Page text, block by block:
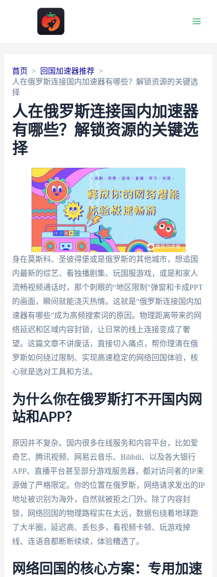
首页
回国加速器推荐
人在俄罗斯连接国内加速器有哪些？解锁资源的关键选
择
人在俄罗斯连接国内加速器
有哪些？解锁资源的关键选
择
身在莫斯科、圣彼得堡或是俄罗斯的其他城市，想追国
内最新的综艺、看独播剧集、玩国服游戏，或是和家人
流畅视频通话时，那个刺眼的“地区限制”弹窗和卡成PPT
的画面，瞬间就能浇灭热情。这就是“俄罗斯连接国内加
速器有哪些”成为高频搜索词的原因。物理距离带来的网
络延迟和区域内容封锁，让日常的线上连接变成了奢
望。这篇文章不讲废话，直接切入痛点，帮你理清在俄
罗斯如何绕过限制、实现高速稳定的网络回国体验，核
心就是选对工具和方法。
为什么你在俄罗斯打不开国内网
站和APP？
原因并不复杂。国内很多在线服务和内容平台，比如爱
奇艺、腾讯视频、网易云音乐、Bilibili、以及各大银行
APP、直播平台甚至部分游戏服务器，都对访问者的IP来
源做了严格限定。你的位置在俄罗斯，网络请求发出的IP
地址被识别为海外，自然就被拒之门外。除了内容封
锁，网络回国的物理路程实在太远，数据包绕着地球跑
了大半圈，延迟高、丢包多，看视频卡顿、玩游戏掉
线、连语音都断断续续，体验糟透了。
网络回国的核心方案：专用加速